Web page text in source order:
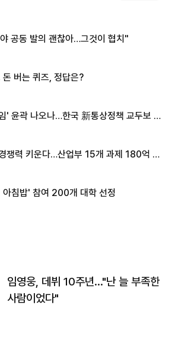
공동 발의 괜찮아…그것이 협치"
버는 퀴즈, 정답은?
' 윤곽 나오나…한국 新통상정책 교두보 활
쟁력 키운다…산업부 15개 과제 180억 지
아침밥' 참여 200개 대학 선정
임영웅, 데뷔 10주년…"난 늘 부족한
사람이었다"